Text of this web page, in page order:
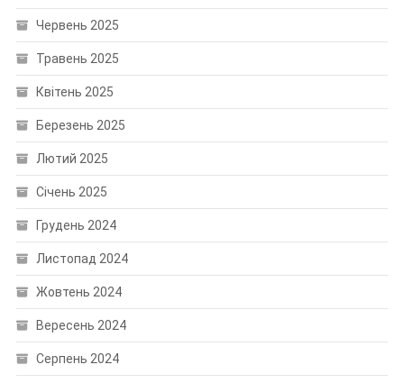
Червень 2025
Травень 2025
Квітень 2025
Березень 2025
Лютий 2025
Січень 2025
Грудень 2024
Листопад 2024
Жовтень 2024
Вересень 2024
Серпень 2024